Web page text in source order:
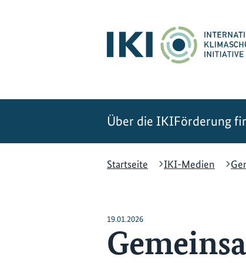
Über die IKIFörderung
Startseite
IKI-Medien
19.01.2026